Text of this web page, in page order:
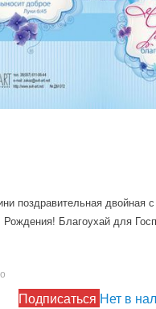
поздравительная двойная
Благоухай для
Подписаться Нет в